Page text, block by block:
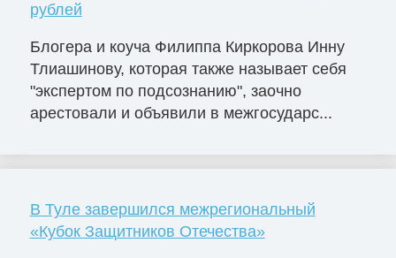
рублей
Блогера и коуча Филиппа Киркорова Инну
Тлиашинову, которая также называет себя
"экспертом по подсознанию", заочно
арестовали и объявили в межгосударс...
В Туле завершился межрегиональный
«Кубок Защитников Отечества»